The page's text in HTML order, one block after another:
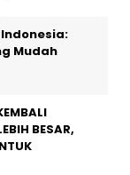
Indonesia:
Mudah
BESAR,